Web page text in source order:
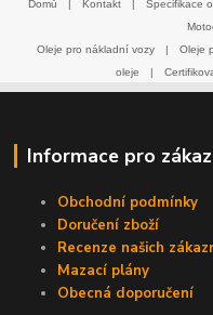
Domů | Kontakt | Specifikace
Oleje pro nákladní vozy
| Oleje
oleje
|
Informace pro
Obchodní podmínky
Doručení zboží
Recenze našich
Mazací plány
Obecná doporučení